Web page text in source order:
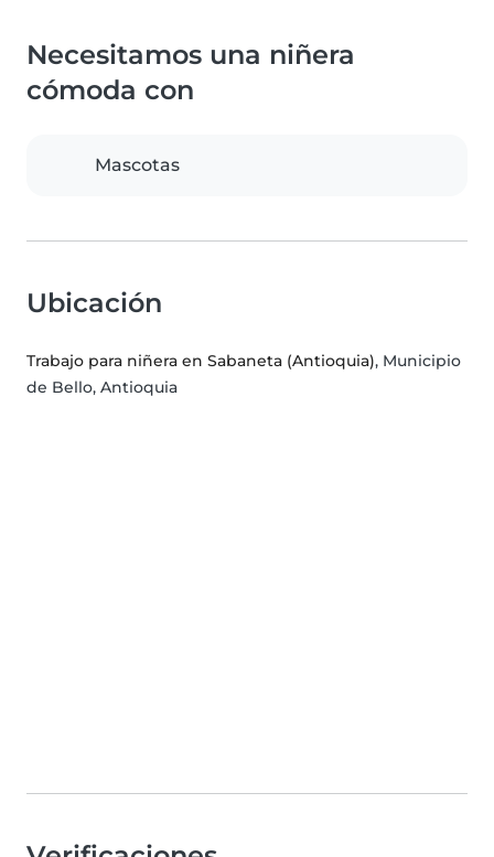
Necesitamos una niñera
cómoda con
Mascotas
Ubicación
Trabajo para niñera en Sabaneta (Antioquia), Municipio
de Bello, Antioquia